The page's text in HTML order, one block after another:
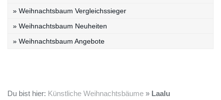
» Weihnachtsbaum Vergleichssieger
» Weihnachtsbaum Neuheiten
» Weihnachtsbaum Angebote
Du bist hier: Künstliche Weihnachtsbäume » Laalu